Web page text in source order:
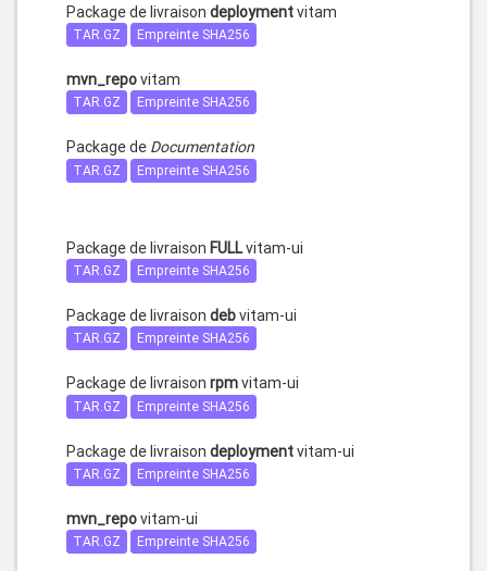
Package de livraison deploymentvitam
TAR.GZ Empreinte SHA256
mvn_repovitam
TAR.GZ Empreinte SHA256
Package de Documentation
TAR.GZ Empreinte SHA256
Package de livraison FULLvitam-ui
TAR.GZ Empreinte SHA256
Package de livraison debvitam-ui
TAR.GZ Empreinte SHA256
Package de livraison rpmvitam-ui
TAR.GZ Empreinte SHA256
Package de livraison deploymentvitam-ui
TAR.GZ Empreinte SHA256
mvn_repovitam-ui
TAR.GZ Empreinte SHA256